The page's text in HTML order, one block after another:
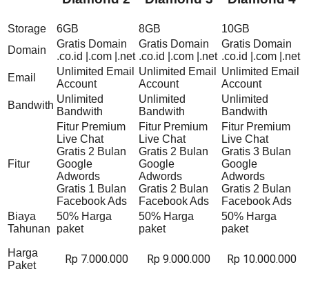
Storage 6GB 8GB
10GB
Domain
Gratis Domain
.co.id |.com |.net
Gratis Domain
.co.id |.com |.net
Gratis Domain
.co.id |.com |.net
Email
Unlimited Email
Account
Unlimited Email
Account
Unlimited Email
Account
Bandwith
Unlimited
Bandwith
Unlimited
Bandwith
Unlimited
Bandwith
Fitur
Fitur Premium
Live Chat
Gratis 2 Bulan
Google
Adwords
Gratis 1 Bulan
Facebook Ads
Fitur Premium
Live Chat
Gratis 2 Bulan
Google
Adwords
Gratis 2 Bulan
Facebook Ads
Fitur Premium
Live Chat
Gratis 3 Bulan
Google
Adwords
Gratis 2 Bulan
Facebook Ads
Biaya
Tahunan
50% Harga
paket
50% Harga
paket
50% Harga
paket
Harga
Paket
Rp 7.000.000 Rp 9.000.000 Rp 10.000.000